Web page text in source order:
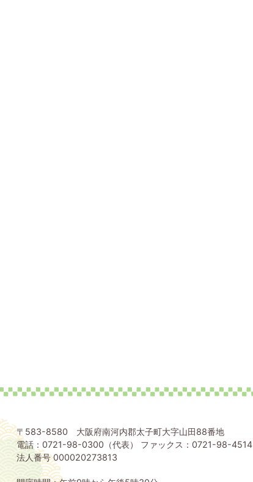
〒583-8580 大阪府南河内郡太子町大字山田88番地
電話：0721-98-0300（代表） ファックス：0721-98-4514
法人番号 000020273813